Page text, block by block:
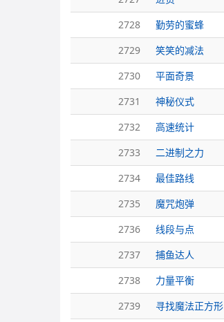
2728 勤劳的蜜蜂
2729 笑笑的减法
2730 平面奇景
2731 神秘仪式
2732 高速统计
2733 二进制之力
2734 最佳路线
2735 魔咒炮弹
2736 线段与点
2737 捕鱼达人
2738 力量平衡
2739 寻找魔法正方形